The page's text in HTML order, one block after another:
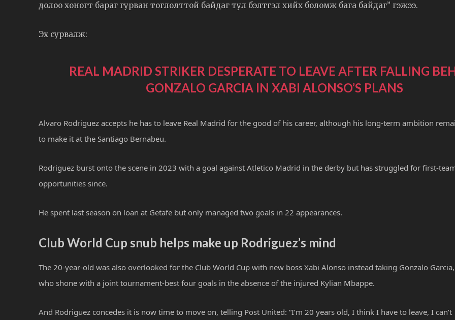
долоо хоногт бараг гурван тоглолттой байдаг тул бэлтгэл хийх боломж бага байдаг” гэжээ.
Эх сурвалж:
REAL MADRID STRIKER DESPERATE TO LEAVE AFTER FALLING
GONZALO GARCIA IN XABI ALONSO’S PLANS
Alvaro Rodriguez accepts he has to leave Real Madrid for the good of his career, although his long-term ambition
to make it at the Santiago Bernabeu.
Rodriguez burst onto the scene in 2023 with a goal against Atletico Madrid in the derby but has struggled for first-
opportunities since.
He spent last season on loan at Getafe but only managed two goals in 22 appearances.
Club World Cup snub helps make up Rodriguez’s mind
The 20-year-old was also overlooked for the Club World Cup with new boss Xabi Alonso instead taking Gonzalo Garcia,
who shone with a joint tournament-best four goals in the absence of the injured Kylian Mbappe.
And Rodriguez concedes it is now time to move on, telling Post United: “I’m 20 years old, I think I have to leave, I can’t